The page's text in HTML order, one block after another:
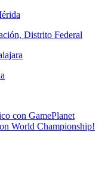
Distrito Federal
con GamePlanet
World Championship!